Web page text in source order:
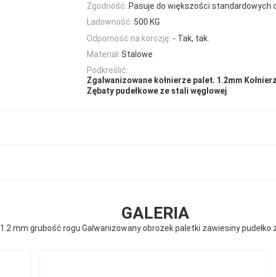
Zgodność: Pasuje do większości standardowych
Ładowność: 500 KG
Odporność na korozję: - Tak, tak.
Materiał: Stalowe
Podkreślić:
Zgalwanizowane kołnierze palet, 1.2mm
Zębaty pudełkowe ze stali węglowej
GALERIA
1.2 mm grubość rogu Galwanizowany obrozek paletki zawiesiny pudełko